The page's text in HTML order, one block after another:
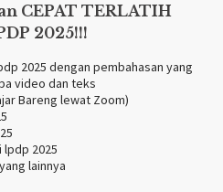
CEPAT TERLATIH
2025!!!
2025 dengan pembahasan yang
video dan teks
Bareng lewat Zoom)
lpdp 2025
lainnya